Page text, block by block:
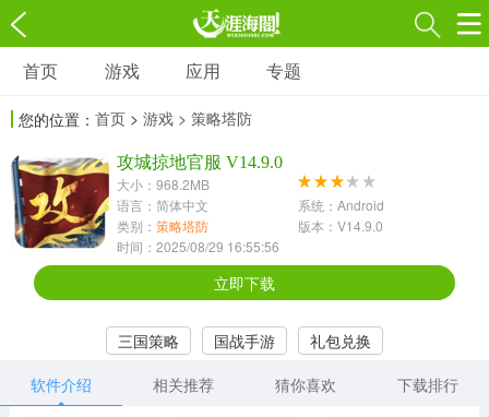
游戏
3697款应用
1597款应用
休闲益智
13387款应用
2196款应用
冒险解谜
1072款应用
418款应用
568款应用
音乐舞蹈
首页 游戏 应用 专题
您的位置： 首页 > 游戏 > 策略塔防
攻城掠地官服 V14.9.0
大小：968.2MB
语言：简体中文
系统：Android
类别： 策略塔防
版本：V14.9.0
时间：2025/08/29 16:55:56
立即下载
三国策略 国战手游
礼包兑换
软件介绍
相关推荐 猜你喜欢 下载排行